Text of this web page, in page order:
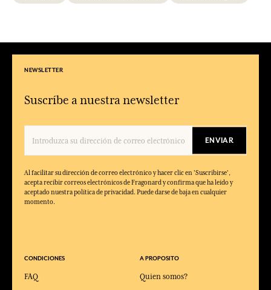
NEWSLETTER
Suscríbe a nuestra newsletter
ENVIAR
Al facilitar su dirección de correo electrónico y hacer clic en 'Suscribirse',
acepta recibir correos electrónicos de Fragonard y confirma que ha leído y
aceptado nuestra política de privacidad. Puede darse de baja en cualquier
momento.
CONDICIONES
FAQ
A PROPOSITO
Quien somos?